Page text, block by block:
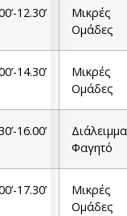
12.30’
Μικρές
Ομάδες
14.30’
Μικρές
Ομάδες
16.00’
Διάλειμμα
Φαγητό
17.30’
Μικρές
Ομάδες